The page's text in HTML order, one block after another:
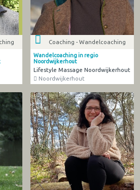
Coaching - Wandelcoaching
Wandelcoaching in regio
Noordwijkerhout
Lifestyle Massage Noordwijkerhout
Noordwijkerhout